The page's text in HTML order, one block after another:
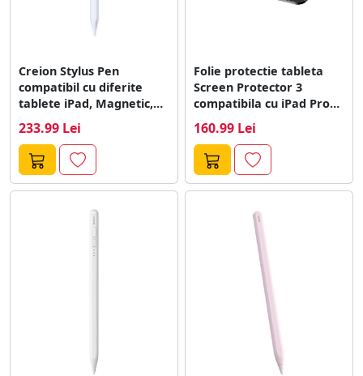
Creion Stylus Pen
compatibil cu diferite
tablete iPad, Magnetic,
233.99 Lei
Folie protectie tableta
Screen Protector 3
compatibila cu iPad Pro
160.99 Lei